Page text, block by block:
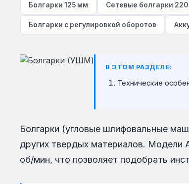
Болгарки 125 мм Сетевые болгарки 220
Болгарки с регулировкой оборотов
В ЭТОМ РАЗДЕЛЕ:
Технические
Болгарки (угловые шлифовальные
других твердых материалов. Модели
об/мин, что позволяет подобрать